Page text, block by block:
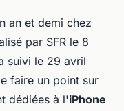
an et demi chez
par SFR le 8
suivi le 29 avril
faire un point sur
dédiées à l'iPhone